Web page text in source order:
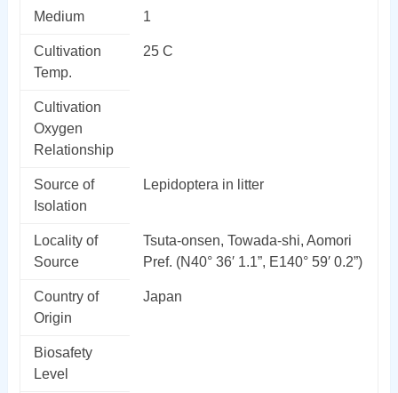
Medium 1
Cultivation
Temp.
25 C
Cultivation
Oxygen
Relationship
Source of
Isolation
Lepidoptera in litter
Locality of
Source
Tsuta-onsen, Towada-shi, Aomori
Pref. (N40° 36′ 1.1”, E140° 59′ 0.2”)
Country of
Origin
Japan
Biosafety
Level